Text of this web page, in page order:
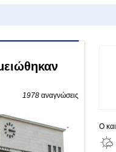
1978 αναγνώσεις
Ο